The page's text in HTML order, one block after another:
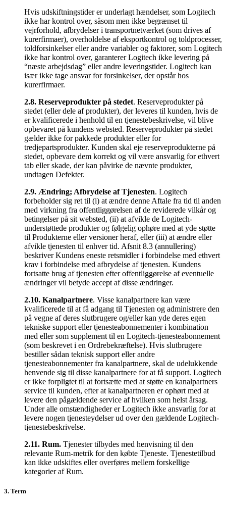
Hvis udskiftningstider er underlagt hændelser, som Logitech
ikke har kontrol over, såsom men ikke begrænset til
vejrforhold, afbrydelser i transportnetværket (som drives af
kurerfirmaer), overholdelse af eksportkontrol og toldprocesser,
toldforsinkelser eller andre variabler og faktorer, som Logitech
ikke har kontrol over, garanterer Logitech ikke levering på
“næste arbejdsdag” eller andre leveringstider. Logitech kan
især ikke tage ansvar for forsinkelser, der opstår hos
kurerfirmaer.
2.8. Reserveprodukter på stedet. Reserveprodukter på
stedet (eller dele af produkter), der leveres til kunden, hvis de
er kvalificerede i henhold til en tjenestebeskrivelse, vil blive
opbevaret på kundens websted. Reserveprodukter på stedet
gælder ikke for pakkede produkter eller for
tredjepartsprodukter. Kunden skal eje reserveprodukterne på
stedet, opbevare dem korrekt og vil være ansvarlig for ethvert
tab eller skade, der kan påvirke de nævnte produkter,
undtagen Defekter.
2.9. Ændring; Afbrydelse af Tjenesten. Logitech
forbeholder sig ret til (i) at ændre denne Aftale fra tid til anden
med virkning fra offentliggørelsen af de reviderede vilkår og
betingelser på sit websted, (ii) at afvikle de Logitech-
understøttede produkter og følgelig ophøre med at yde støtte
til Produkterne eller versioner heraf, eller (iii) at ændre eller
afvikle tjenesten til enhver tid. Afsnit 8.3 (annullering)
beskriver Kundens eneste retsmidler i forbindelse med ethvert
krav i forbindelse med afbrydelse af tjenesten. Kundens
fortsatte brug af tjenesten efter offentliggørelse af eventuelle
ændringer vil betyde accept af disse ændringer.
2.10. Kanalpartnere. Visse kanalpartnere kan være
kvalificerede til at få adgang til Tjenesten og administrere den
på vegne af deres slutbrugere og/eller kan yde deres egen
tekniske support eller tjenesteabonnementer i kombination
med eller som supplement til en Logitech-tjenesteabonnement
(som beskrevet i en Ordrebekræftelse). Hvis slutbrugere
bestiller sådan teknisk support eller andre
tjenesteabonnementer fra kanalpartnere, skal de udelukkende
henvende sig til disse kanalpartnere for at få support. Logitech
er ikke forpligtet til at fortsætte med at støtte en kanalpartners
service til kunden, efter at kanalpartneren er ophørt med at
levere den pågældende service af hvilken som helst årsag.
Under alle omstændigheder er Logitech ikke ansvarlig for at
levere nogen tjenesteydelser ud over den gældende Logitech-
tjenestebeskrivelse.
2.11. Rum. Tjenester tilbydes med henvisning til den
relevante Rum-metrik for den købte Tjeneste. Tjenestetilbud
kan ikke udskiftes eller overføres mellem forskellige
kategorier af Rum.
3. Term